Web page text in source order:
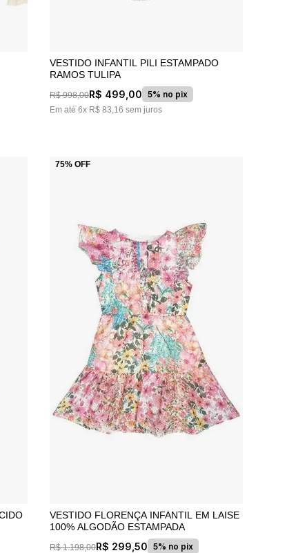
VESTIDO INFANTIL PILI ESTAMPADO
RAMOS TULIPA
R$ 998,00R$ 499 00 5% no pix
Em até 6x R$ 83,16 sem juros
75% OFF
VESTIDO FLORENÇA INFANTIL EM LAISE
100% ALGODÃO ESTAMPADA
R$ 1.198,00R$ 299 50 5% no pix